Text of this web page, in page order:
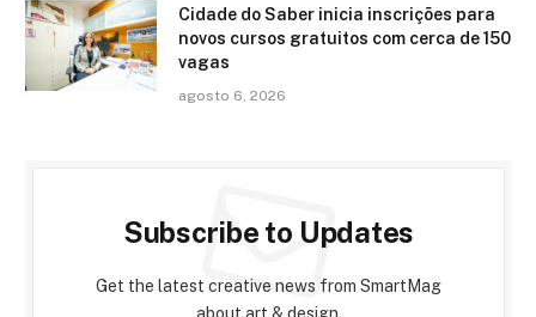
Cidade do Saber inicia inscrições para
novos cursos gratuitos com cerca de 150
vagas
agosto 6, 2026
Subscribe to Updates
Get the latest creative news from SmartMag
about art & design.